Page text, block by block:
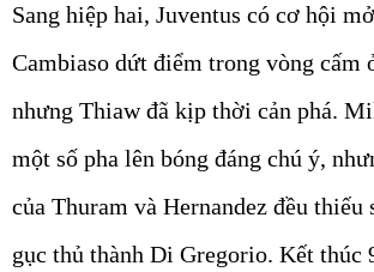
Sang hiệp hai, Juventus có cơ hội
Cambiaso dứt điểm trong vòng cấm
nhưng Thiaw đã kịp thời cản phá.
một số pha lên bóng đáng chú ý,
của Thuram và Hernandez đều thiếu
gục thủ thành Di Gregorio. Kết thúc